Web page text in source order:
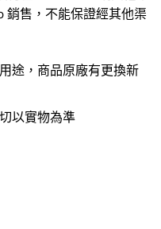
銷售，不能保證經其他渠
途，商品原廠有更換新
以實物為準